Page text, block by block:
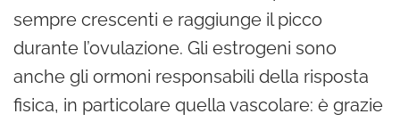
sempre crescenti e raggiunge il picco
durante l’ovulazione. Gli estrogeni sono
anche gli ormoni responsabili della risposta
fisica, in particolare quella vascolare: è grazie